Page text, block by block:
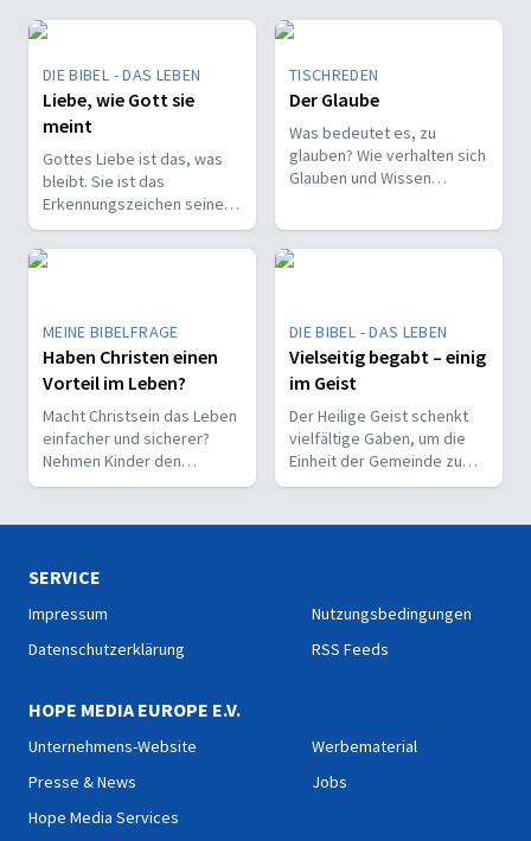
DIE BIBEL - DAS LEBEN
Liebe, wie Gott sie
meint
Gottes Liebe ist das, was
bleibt. Sie ist das
Erkennungszeichen seiner
Kinder und trägt, wenn alles
andere vergeht.
TISCHREDEN
Der Glaube
Was bedeutet es, zu
glauben? Wie verhalten sich
Glauben und Wissen
Entscheidung?
MEINE BIBELFRAGE
Haben Christen einen
Vorteil im Leben?
Macht Christsein das Leben
einfacher und sicherer?
Nehmen Kinder den
Glauben leichter an als
DIE BIBEL - DAS LEBEN
Vielseitig begabt – einig
im Geist
Der Heilige Geist schenkt
vielfältige Gaben, um die
Einheit der Gemeinde zu
stärken und sie zu
Menschen zu bekennen.
SERVICE
Impressum
Datenschutzerklärung
Nutzungsbedingungen
RSS Feeds
HOPE MEDIA EUROPE E.V.
Unternehmens-Website
Presse & News
Hope Media Services
Werbematerial
Jobs